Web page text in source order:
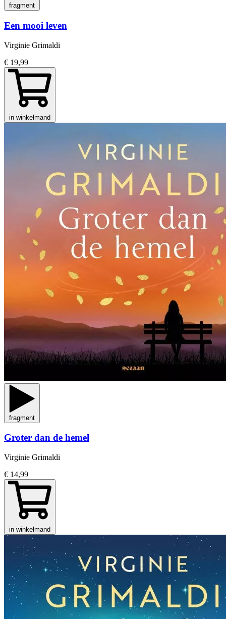
fragment
Een mooi leven
Virginie Grimaldi
€ 19,99
in winkelmand
fragment
Groter dan de hemel
Virginie Grimaldi
€ 14,99
in winkelmand